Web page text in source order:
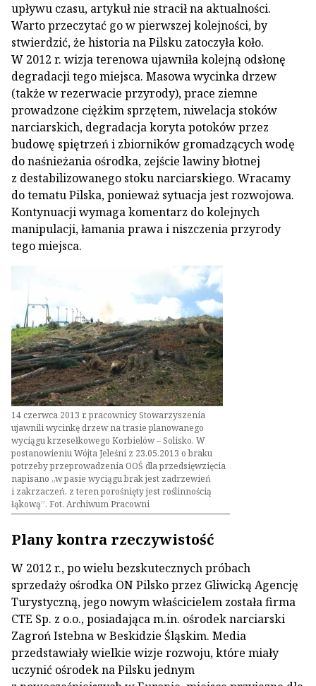
upływu czasu, artykuł nie stracił na aktualności.
Warto przeczytać go w pierwszej kolejności, by
stwierdzić, że historia na Pilsku zatoczyła koło.
W 2012 r. wizja terenowa ujawniła kolejną odsłonę
degradacji tego miejsca. Masowa wycinka drzew
(także w rezerwacie przyrody), prace ziemne
prowadzone ciężkim sprzętem, niwelacja stoków
narciarskich, degradacja koryta potoków przez
budowę spiętrzeń i zbiorników gromadzących wodę
do naśnieżania ośrodka, zejście lawiny błotnej
z destabilizowanego stoku narciarskiego. Wracamy
do tematu Pilska, ponieważ sytuacja jest rozwojowa.
Kontynuacji wymaga komentarz do kolejnych
manipulacji, łamania prawa i niszczenia przyrody
tego miejsca.
14 czerwca 2013 r. pracownicy Stowarzyszenia
ujawnili wycinkę drzew na trasie planowanego
wyciągu krzesełkowego Korbielów – Solisko. W
postanowieniu Wójta Jeleśni z 23.05.2013 o braku
potrzeby przeprowadzenia OOŚ dla przedsięwzięcia
napisano „w pasie wyciągu brak jest zadrzewień
i zakrzaczeń, z teren porośnięty jest roślinnością
łąkową”. Fot. Archiwum Pracowni
Plany kontra rzeczywistość
W 2012 r., po wielu bezskutecznych próbach
sprzedaży ośrodka ON Pilsko przez Gliwicką Agencję
Turystyczną, jego nowym właścicielem została firma
CTE Sp. z o.o., posiadająca m.in. ośrodek narciarski
Zagroń Istebna w Beskidzie Śląskim. Media
przedstawiały wielkie wizje rozwoju, które miały
uczynić ośrodek na Pilsku jednym